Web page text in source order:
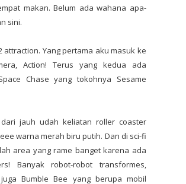
makan. Belum ada wahana apa-
sini.
attraction. Yang pertama aku masuk ke
Action! Terus yang kedua ada
Chase yang tokohnya Sesame
jauh udah keliatan roller coaster
warna merah biru putih. Dan di sci-fi
area yang rame banget karena ada
Banyak robot-robot transformes,
Bumble Bee yang berupa mobil